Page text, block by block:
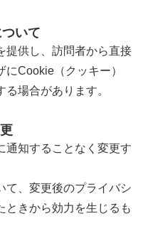
いて
提供し、訪問者から直接
Cookie（クッキー）
場合があります。
通知することなく変更す
て、変更後のプライバシ
ときから効力を生じるも